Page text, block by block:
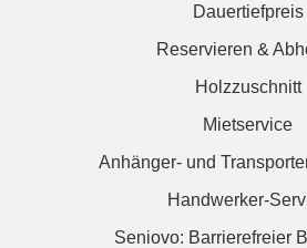
Dauertiefpreis
Reservieren &
Holzzuschnitt
Mietservice
Anhänger- und
Handwerker-
Seniovo: Barrierefreier